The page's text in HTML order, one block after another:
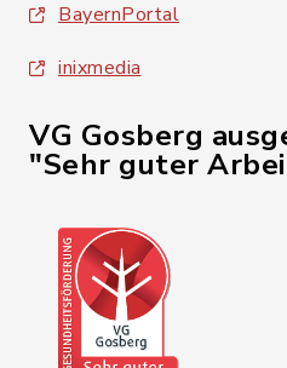
BayernPortal
inixmedia
VG Gosberg
"Sehr guter